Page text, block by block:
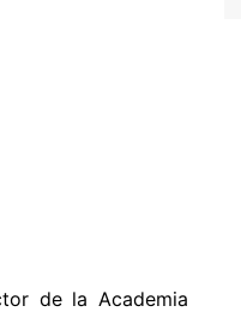
de la Academia